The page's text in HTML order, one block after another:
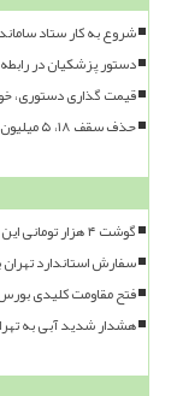
شروع به کار ستاد
دستور پزشکیان در رابطه با طلب ۴ میلیارد یورویی تامین
قیمت گذاری دستوری،
حذف سقف ۱۸، ۵ میلیون دلاری استانی برای واردات کالاهای اساسی از مرزها
گوشت ۴ هزار تومانی این گونه میلیونی قیمت خورد
سفارش استاندارد تهران
فتح مقاومت کلیدی
هشدار شدید آبی به